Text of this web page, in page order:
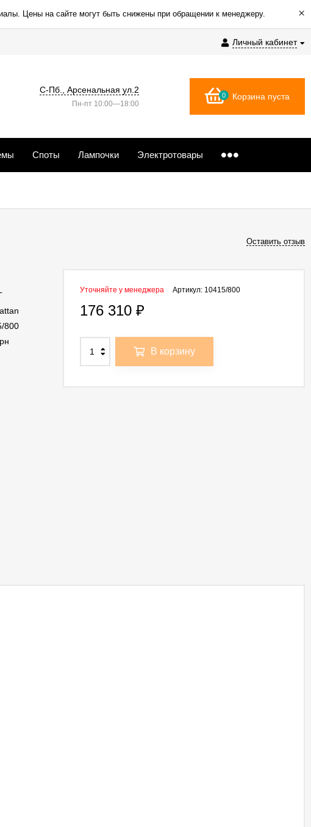
Цены на сайте могут быть снижены при обращении к менеджеру. ×
Личный кабинет
С-Пб., Арсенальная ул.2
Пн-пт 10:00—18:00
0 Корзина пуста
Споты Лампочки Электротовары
Оставить отзыв
800
Артикул: 10415/800
Уточняйте у менеджера
176 310 ₽
В корзину